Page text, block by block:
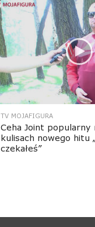
TV MOJAFIGURA
Ceha Joint popularny
kulisach nowego hitu
czekałeś”